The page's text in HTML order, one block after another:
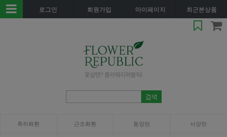
로그인 회원가입 마이페이지 최근본상품
축하화환 근조화환 동양란 서양란